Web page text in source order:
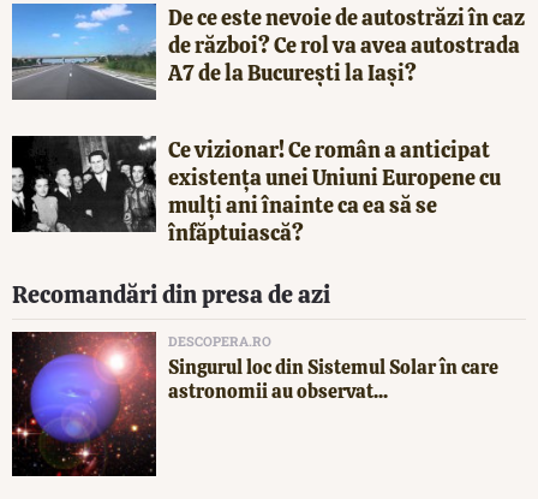
De ce este nevoie de autostrăzi în caz
de război? Ce rol va avea autostrada
A7 de la București la Iași?
Ce vizionar! Ce român a anticipat
existența unei Uniuni Europene cu
mulți ani înainte ca ea să se
înfăptuiască?
Recomandări din presa de azi
DESCOPERA.RO
Singurul loc din Sistemul Solar în care
astronomii au observat...